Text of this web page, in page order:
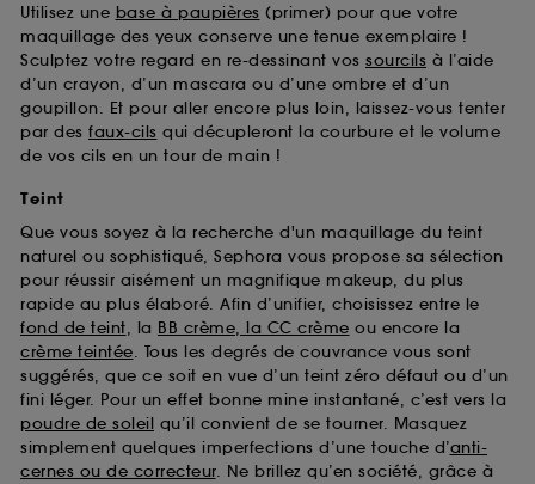
Utilisez une base à paupières (primer) pour que votre
maquillage des yeux conserve une tenue exemplaire !
Sculptez votre regard en re-dessinant vos sourcils à l’aide
d’un crayon, d’un mascara ou d’une ombre et d’un
goupillon. Et pour aller encore plus loin, laissez-vous tenter
par des faux-cils qui décupleront la courbure et le volume
de vos cils en un tour de main !
Teint
Que vous soyez à la recherche d'un maquillage du teint
naturel ou sophistiqué, Sephora vous propose sa sélection
pour réussir aisément un magnifique makeup, du plus
rapide au plus élaboré. Afin d’unifier, choisissez entre le
fond de teint, la BB crème, la CC crème ou encore la
crème teintée. Tous les degrés de couvrance vous sont
suggérés, que ce soit en vue d’un teint zéro défaut ou d’un
fini léger. Pour un effet bonne mine instantané, c’est vers la
poudre de soleil qu’il convient de se tourner. Masquez
simplement quelques imperfections d’une touche d’anti-
cernes ou de correcteur. Ne brillez qu’en société, grâce à